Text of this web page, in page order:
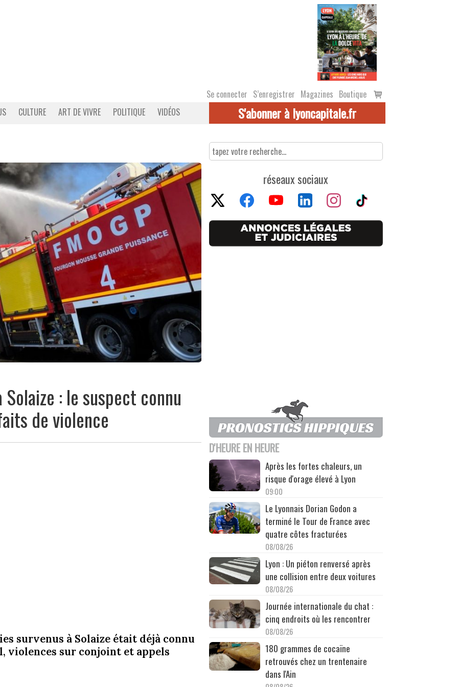
Se connecter S’enregistrer Magazines Boutique
Voir
le
CULTURE ART DE VIVRE POLITIQUE VIDÉOS S'abonner à lyoncapitale.fr
: le suspect connu
de violence
survenus à Solaize était déjà connu
violences sur conjoint et appels
réseaux sociaux
D'HEURE EN HEURE
Après les fortes chaleurs, un
risque d'orage élevé à Lyon
09:00
Le Lyonnais Dorian Godon a
terminé le Tour de France avec
quatre côtes fracturées
08/08/26
Lyon : Un piéton renversé après
une collision entre deux voitures
08/08/26
Journée internationale du chat :
cinq endroits où les rencontrer
08/08/26
180 grammes de cocaïne
retrouvés chez un trentenaire
dans l'Ain